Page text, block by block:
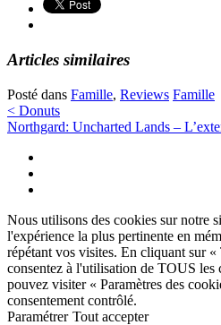
Articles similaires
Posté dans Famille, Reviews Famille
Navigation
des
articles
< Donuts
Northgard: Uncharted Lands –
Nous utilisons des cookies sur notre
l'expérience la plus pertinente en
répétant vos visites. En cliquant sur
consentez à l'utilisation de TOUS les
pouvez visiter « Paramètres des
consentement contrôlé.
Paramétrer Tout accepter